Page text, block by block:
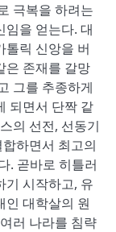
극복을 하려는
임을 얻는다. 대
톨릭 신앙을 버
은 존재를 갈망
그를 추종하게
되면서 단짝 같
의 선전, 선동기
하면서 최고의
. 곧바로 히틀러
기 시작하고, 유
인 대학살의 원
러 나라를 침략